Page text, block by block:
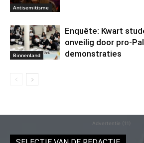
Antisemitisme
Binnenland
Enquête: Kwart
onveilig door pro-
demonstraties
Advertentie (11)